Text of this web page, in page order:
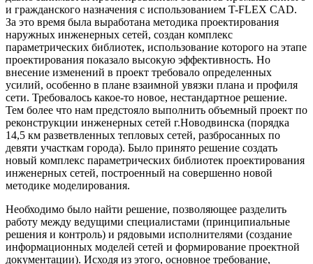
и гражданского назначения с использованием T-FLEX CAD.
За это время была выработана методика проектирования
наружных инженерных сетей, создан комплекс
параметрических библиотек, использование которого на этапе
проектирования показало высокую эффективность. Но
внесение изменений в проект требовало определенных
усилий, особенно в плане взаимной увязки плана и профиля
сети. Требовалось какое-то новое, нестандартное решение.
Тем более что нам предстояло выполнить объемный проект по
реконструкции инженерных сетей г.Новодвинска (порядка
14,5 км разветвленных тепловых сетей, разбросанных по
девяти участкам города). Было принято решение создать
новый комплекс параметрических библиотек проектирования
инженерных сетей, построенный на совершенно новой
методике моделирования.
Необходимо было найти решение, позволяющее разделить
работу между ведущими специалистами (принципиальные
решения и контроль) и рядовыми исполнителями (создание
информационных моделей сетей и формирование проектной
документации). Исходя из этого, основное требование,